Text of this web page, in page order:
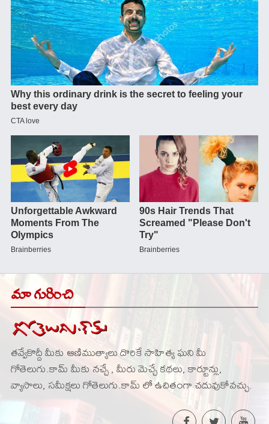
మా గురించి
తవ్వేకొద్దీ మీకు ఆణిముత్యాలు దొరికే సాహిత్య ఘని మీ
గోతెలుగు.కామ్ మీకు నచ్చే , మీరు మెచ్చే కథలు, కార్టూన్లు,
వ్యాసాలు, సమీక్షలు గోతెలుగు.కామ్ లో ఉచితంగా చదువుకోవచ్చు.